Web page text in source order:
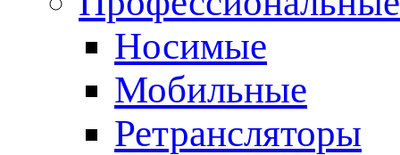
Носимые
Мобильные
Ретрансляторы